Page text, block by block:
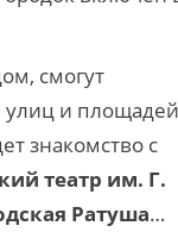
смогут
улиц и
знакомство с
театр им. Г.
Ратуша…